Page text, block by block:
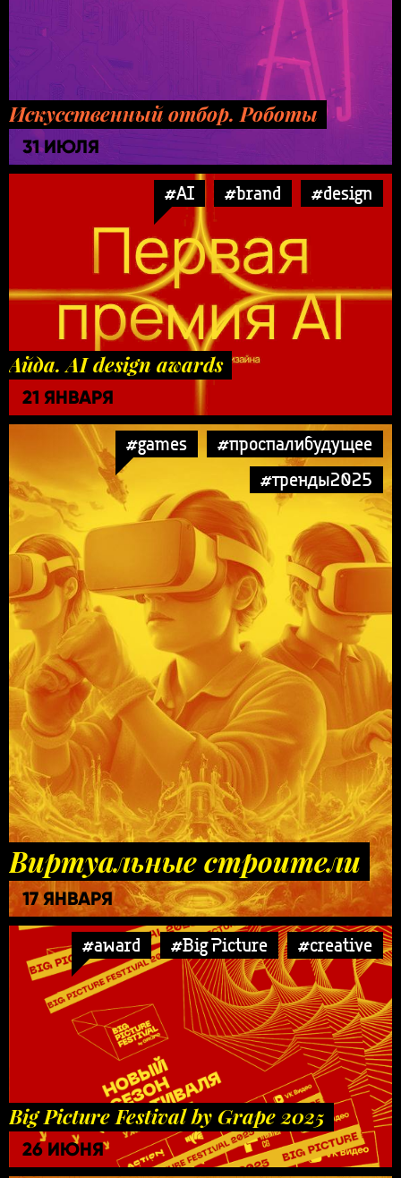
Искусственный отбор. Роботы
31 ИЮЛЯ
#AI #brand #design
Айда. AI design awards
21 ЯНВАРЯ
#games
#проспалибудущее
#тренды2025
Виртуальные строители
17 ЯНВАРЯ
#award #Big Picture #creative
Big Picture Festival by Grape 2025
26 ИЮНЯ